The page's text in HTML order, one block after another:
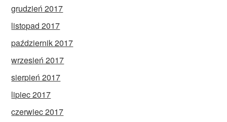
grudzień 2017
listopad 2017
październik 2017
wrzesień 2017
sierpień 2017
lipiec 2017
czerwiec 2017